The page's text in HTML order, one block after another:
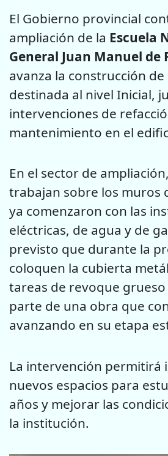
El Gobierno provincial
ampliación de la Escuela
General Juan Manuel de
avanza la construcción
destinada al nivel Inicial,
intervenciones de
mantenimiento en el
En el sector de
trabajan sobre los muros
ya comenzaron con las
eléctricas, de agua y de
previsto que durante la
coloquen la cubierta
tareas de revoque
parte de una obra que
avanzando en su etapa
La intervención permitirá
nuevos espacios para
años y mejorar las
la institución.